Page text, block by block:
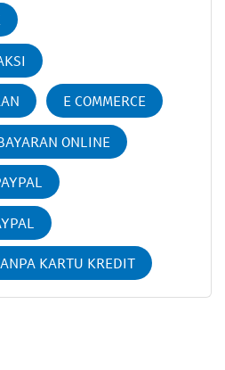
E COMMERCE
ONLINE
KARTU KREDIT